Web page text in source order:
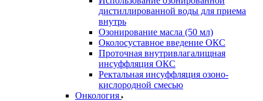
дистиллированной воды для приема
внутрь
Озонирование масла (50 мл)
Околосуставное введение ОКС
Проточная внутривлагалищная
инсуффляция ОКС
Ректальная инсуффляция озоно-
кислородной смесью
Онкология